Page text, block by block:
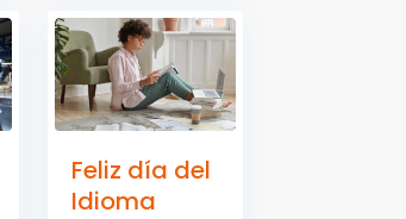
Feliz día del
Idioma